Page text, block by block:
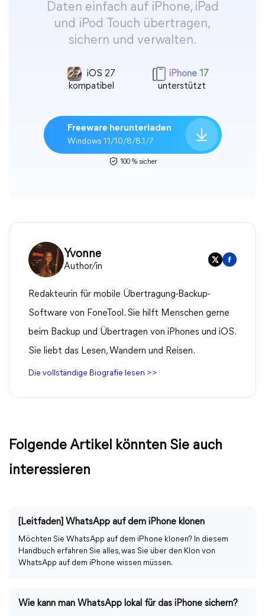
Daten einfach auf iPhone, iPad
und iPod Touch übertragen,
sichern und verwalten.
iOS 27
kompatibel
iPhone 17
unterstützt
Freeware herunterladen
Windows 11/10/8/8.1/7
100 % sicher
Yvonne
Author/in
Redakteurin für mobile Übertragung-Backup-
Software von FoneTool. Sie hilft Menschen gerne
beim Backup und Übertragen von iPhones und iOS.
Sie liebt das Lesen, Wandern und Reisen.
Die vollständige Biografie lesen >>
Folgende Artikel könnten Sie auch
interessieren
[Leitfaden] WhatsApp auf dem iPhone klonen
Möchten Sie WhatsApp auf dem iPhone klonen? In diesem
Handbuch erfahren Sie alles, was Sie über den Klon von
WhatsApp auf dem iPhone wissen müssen.
Wie kann man WhatsApp lokal für das iPhone sichern?